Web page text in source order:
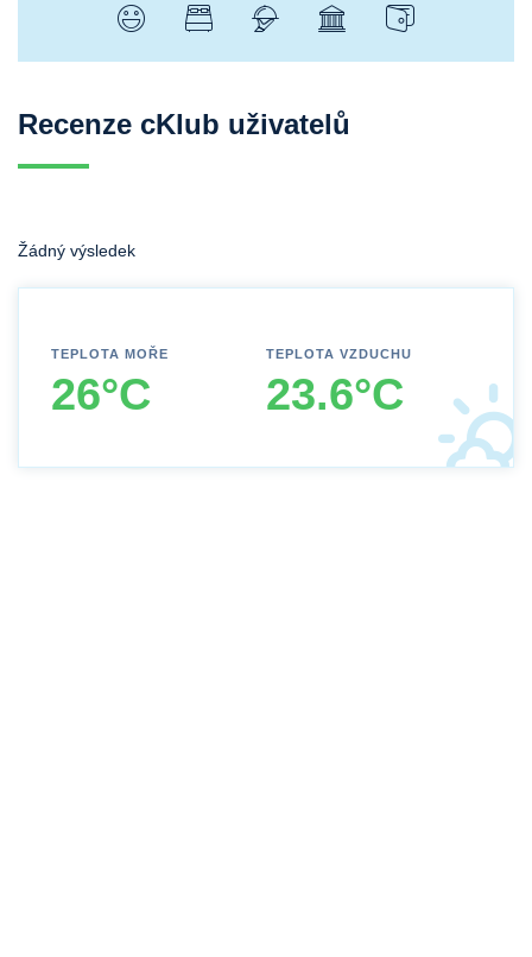
Recenze cKlub uživatelů
Žádný výsledek
TEPLOTA MOŘE
26°C
TEPLOTA VZDUCHU
23.6°C